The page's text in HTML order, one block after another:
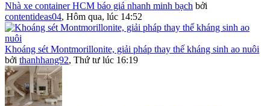
Nhà xe container HCM báo giá nhanh minh bạch bởi
contentideas04, Hôm qua, lúc 14:52
Khoáng sét Montmorillonite, giải pháp thay thế kháng sinh ao nuôi
bởi thanhhang92, Thứ tư lúc 16:19